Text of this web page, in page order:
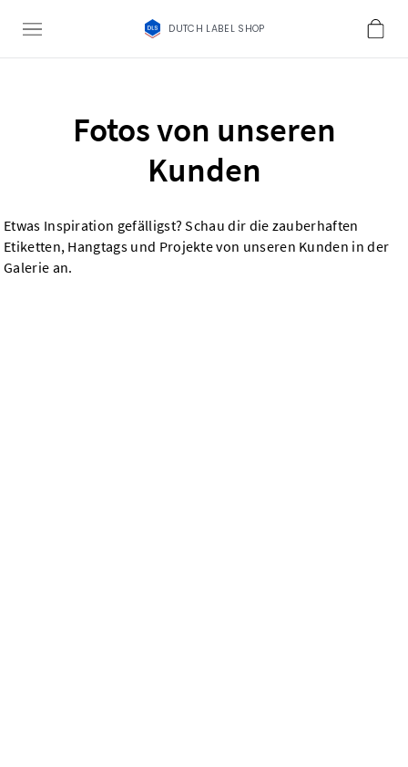
DUTCH LABEL SHOP
Fotos von unseren
Kunden
Etwas Inspiration gefälligst? Schau dir die zauberhaften
Etiketten, Hangtags und Projekte von unseren Kunden in der
Galerie an.